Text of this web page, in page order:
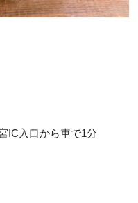
IC入口から車で1分